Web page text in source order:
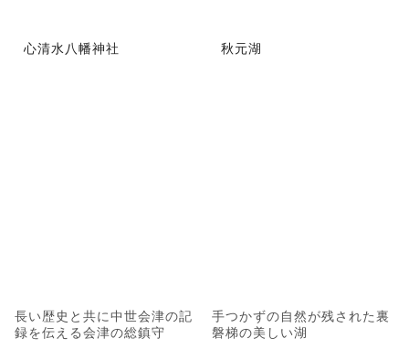
心清水八幡神社
長い歴史と共に中世会津の記
録を伝える会津の総鎮守
秋元湖
手つかずの自然が残された裏
磐梯の美しい湖